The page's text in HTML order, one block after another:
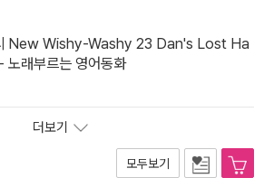
New Wishy-Washy 23 Dan's Lost Ha
래부르는 영어동화
더보기
모두보기